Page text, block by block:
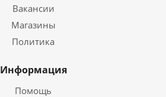
Вакансии
Магазины
Политика
Информация
Помощь